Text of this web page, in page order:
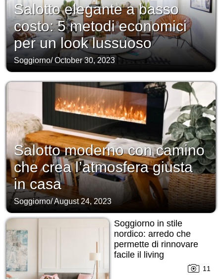
Salotto elegante a basso
costo: 5 metodi economici
per un look lussuoso
Soggiorno/October 30, 2023
Salotto moderno con camino
che crea l’atmosfera giusta
in casa
Soggiorno/August 24, 2023
Soggiorno in stile
nordico: arredo che
permette di rinnovare
facile il living
11